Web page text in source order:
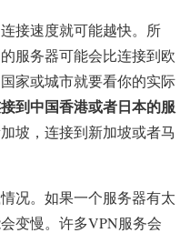
接速度就可能越快。所
服务器可能会比连接到欧
家或城市就要看你的实际
到中国香港或者日本的服
坡，连接到新加坡或者马
况。如果一个服务器有太
变慢。许多VPN服务会